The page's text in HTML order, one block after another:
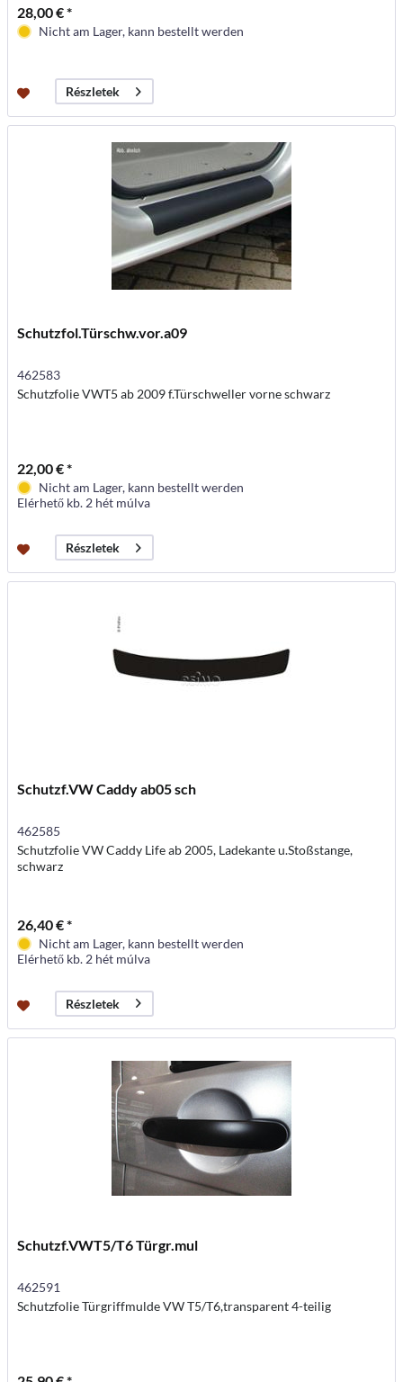
28,00 € *
Nicht am Lager, kann bestellt werden
Részletek
Schutzfol.Türschw.vor.a09
462583
Schutzfolie VWT5 ab 2009 f.Türschweller vorne schwarz
22,00 € *
Nicht am Lager, kann bestellt werden
Elérhető kb. 2 hét múlva
Részletek
Schutzf.VW Caddy ab05 sch
462585
Schutzfolie VW Caddy Life ab 2005, Ladekante u.Stoßstange,
schwarz
26,40 € *
Nicht am Lager, kann bestellt werden
Elérhető kb. 2 hét múlva
Részletek
Schutzf.VWT5/T6 Türgr.mul
462591
Schutzfolie Türgriffmulde VW T5/T6,transparent 4-teilig